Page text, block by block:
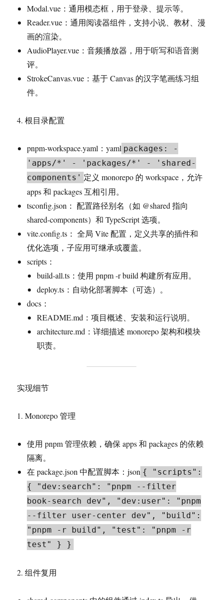
Modal.vue：通用模态框，用于登录、提示等。
Reader.vue：通用阅读器组件，支持小说、教材、漫
画的渲染。
AudioPlayer.vue：音频播放器，用于听写和语音测
评。
StrokeCanvas.vue：基于 Canvas 的汉字笔画练习组
件。
4. 根目录配置
pnpm-workspace.yaml：yaml packages: -
'apps/*' - 'packages/*' - 'shared-
components' 定义 monorepo 的 workspace，允许
apps 和 packages 互相引用。
tsconfig.json： 配置路径别名（如 @shared 指向
shared-components）和 TypeScript 选项。
vite.config.ts： 全局 Vite 配置，定义共享的插件和
优化选项，子应用可继承或覆盖。
scripts：
build-all.ts：使用 pnpm -r build 构建所有应用。
deploy.ts：自动化部署脚本（可选）。
docs：
README.md：项目概述、安装和运行说明。
architecture.md：详细描述 monorepo 架构和模块
职责。
实现细节
1. Monorepo 管理
使用 pnpm 管理依赖，确保 apps 和 packages 的依赖
隔离。
在 package.json 中配置脚本：json { "scripts":
{ "dev:search": "pnpm --filter
book-search dev", "dev:user": "pnpm
--filter user-center dev", "build":
"pnpm -r build", "test": "pnpm -r
test" } }
2. 组件复用